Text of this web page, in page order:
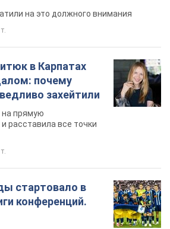
на это должного внимания
в Карпатах
почему
захейтили
прямую
расставила все точки
стартовало в
конференций.